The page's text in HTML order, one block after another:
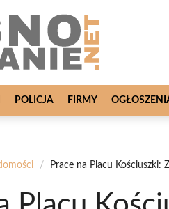
POLICJA FIRMY
/ Prace na Placu Kościuszki: